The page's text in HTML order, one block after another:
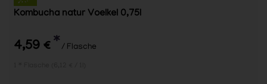
Kombucha natur Voelkel 0,75l
4,59 € * / Flasche